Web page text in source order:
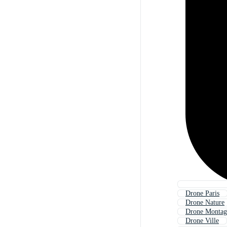
Drone Paris
Drone Nature
Drone
Drone Ville